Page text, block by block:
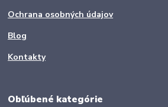
Ochrana osobných údajov
Blog
Kontakty
Obľúbené kategórie